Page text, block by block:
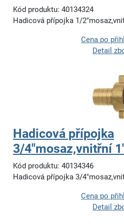
Kód produktu: 40134324
Hadicová přípojka 1/
Cena po
Detail
Hadicová přípojka
3/4"mosaz,vnitřní
Kód produktu: 40134346
Hadicová přípojka 3/
Cena po
Detail